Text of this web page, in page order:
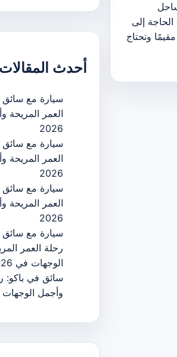
إلى
وتحتاج
أحدث المقالات
سيارة مع سائق
العمر المريحة
2026
سيارة مع سائق
العمر المريحة
2026
سيارة مع سائق
العمر المريحة
2026
سيارة مع
رحلة العمر
الوجهات في 2026
سائق في باكو:
وأجمل الوجهات في